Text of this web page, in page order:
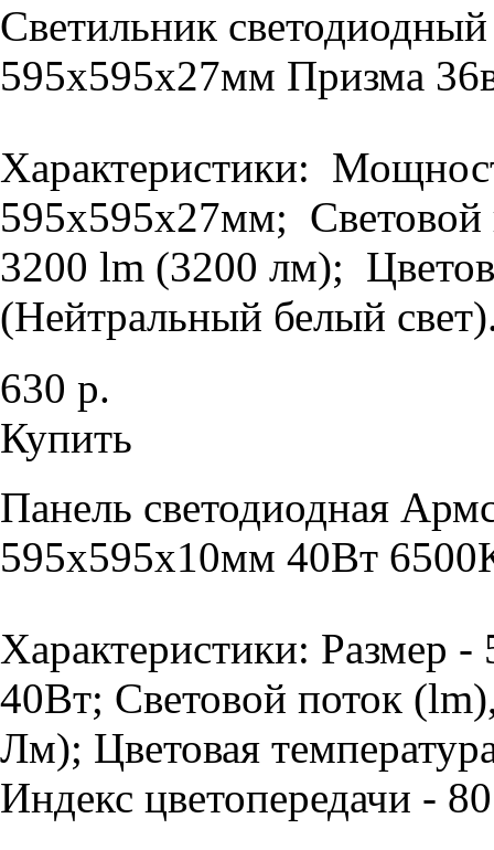
Светильник
595х595х27мм Призма
Характеристики:
595х595х27мм; Световой
3200 lm (3200 лм);
(Нейтральный белый
630 р.
Купить
Панель светодиодная
595х595х10мм 40Вт
Характеристики: Размер
40Вт; Световой поток
Лм); Цветовая
Индекс цветопередачи -